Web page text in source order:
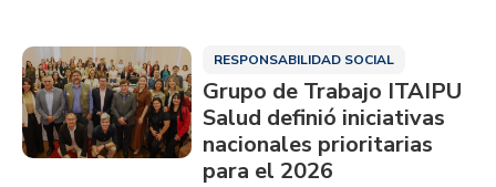
RESPONSABILIDAD SOCIAL
Grupo de Trabajo ITAIPU
Salud definió iniciativas
nacionales prioritarias
para el 2026